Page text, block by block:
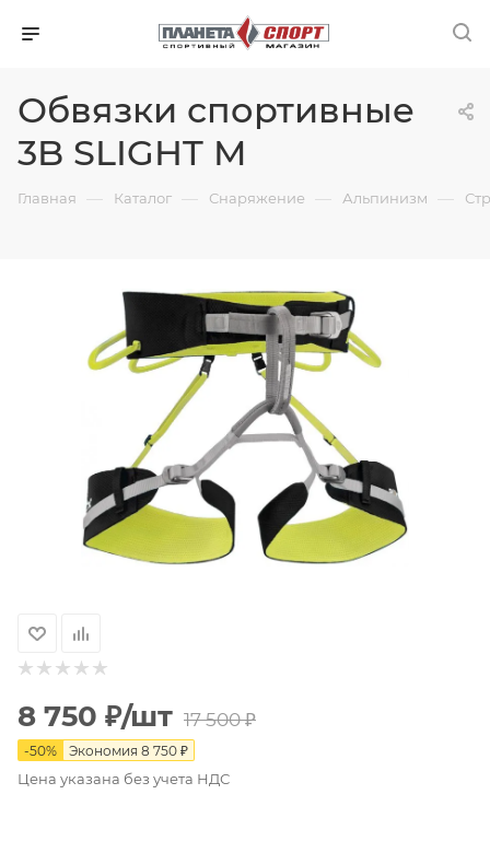
Обвязки спортивные
3B SLIGHT M
Главная — Каталог — Снаряжение — Альпинизм —
8 750 ₽/шт 17 500₽
-50% Экономия 8 750 ₽
Цена указана без учета НДС